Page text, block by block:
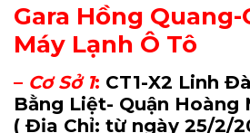
Gara Hồng
Máy Lạnh Ô Tô
– Cơ Sở 1: CT1-X2 Linh
Bằng Liệt- Quận Hoàng
( Địa Chỉ: từ ngày 25/2/